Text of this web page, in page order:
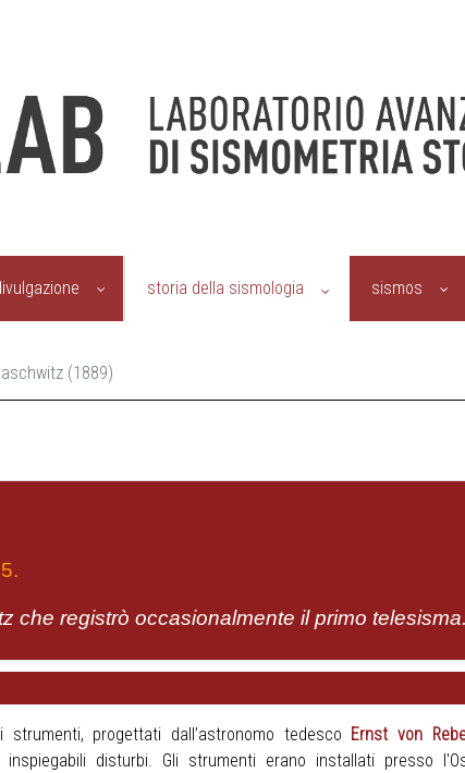
storia della sismologia sismos
(1889)
che registrò occasionalmente il primo telesisma.
progettati dall’astronomo tedesco Ernst von
inspiegabili disturbi. Gli strumenti erano installati presso